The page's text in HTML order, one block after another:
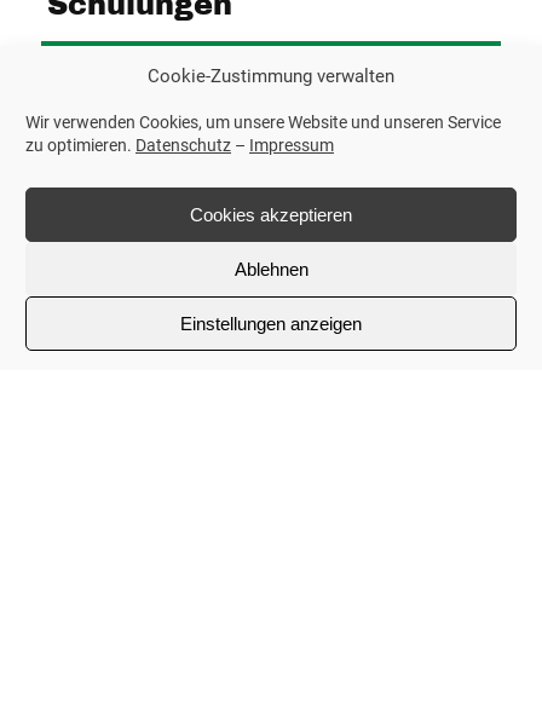
Cookie-Zustimmung verwalten
Wir verwenden Cookies, um unsere Website und unseren Service
zu optimieren. Datenschutz – Impressum
Cookies akzeptieren
Ablehnen
Einstellungen anzeigen
Mehr lesen
praxisnahe Schulungen rund um
Spielplatzkontrollen, Normen und Wartung an –
für Bauhöfe, Träger und Verantwortliche.
.